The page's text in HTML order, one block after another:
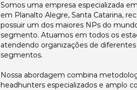
Somos uma empresa especializada
em Planalto Alegre, Santa Catarina,
possuir um dos maiores NPs do
segmento. Atuamos em todos os
atendendo organizações de
segmentos.
Nossa abordagem combina
headhunters especializados e amplo